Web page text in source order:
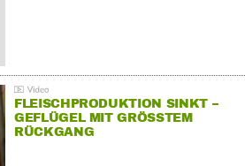
FLEISCHPRODUKTION SINKT –
GEFLÜGEL MIT GRÖSSTEM R
ÜCKGANG